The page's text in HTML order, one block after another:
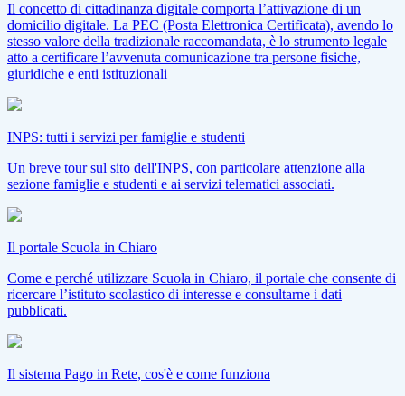
Il concetto di cittadinanza digitale comporta l’attivazione di un
domicilio digitale. La PEC (Posta Elettronica Certificata), avendo lo
stesso valore della tradizionale raccomandata, è lo strumento legale
atto a certificare l’avvenuta comunicazione tra persone fisiche,
giuridiche e enti istituzionali
INPS: tutti i servizi per famiglie e studenti
Un breve tour sul sito dell'INPS, con particolare attenzione alla
sezione famiglie e studenti e ai servizi telematici associati.
Il portale Scuola in Chiaro
Come e perché utilizzare Scuola in Chiaro, il portale che consente di
ricercare l’istituto scolastico di interesse e consultarne i dati
pubblicati.
Il sistema Pago in Rete, cos'è e come funziona